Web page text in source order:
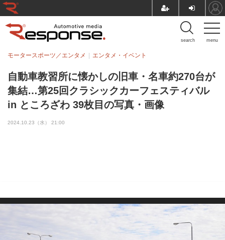
menu
search
自動車教習所に懐かしの旧車・名車約270台が
集結…第25回クラシックカーフェスティバル
in ところざわ 39枚目の写真・画像
モータースポーツ／エンタメ エンタメ・イベント
2024.10.23（水） 21:00